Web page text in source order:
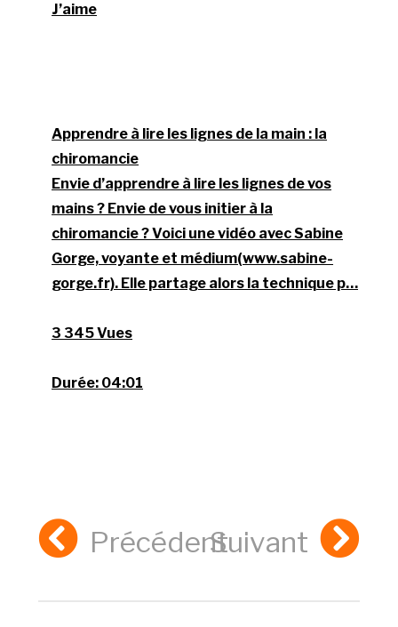
J’aime
Apprendre à lire les lignes de la main : la
chiromancie
Envie d’apprendre à lire les lignes de vos
mains ? Envie de vous initier à la
chiromancie ? Voici une vidéo avec Sabine
Gorge, voyante et médium(www.sabine-
gorge.fr). Elle partage alors la technique p…
3 345 Vues
Durée: 04:01
PrécédentSuivant